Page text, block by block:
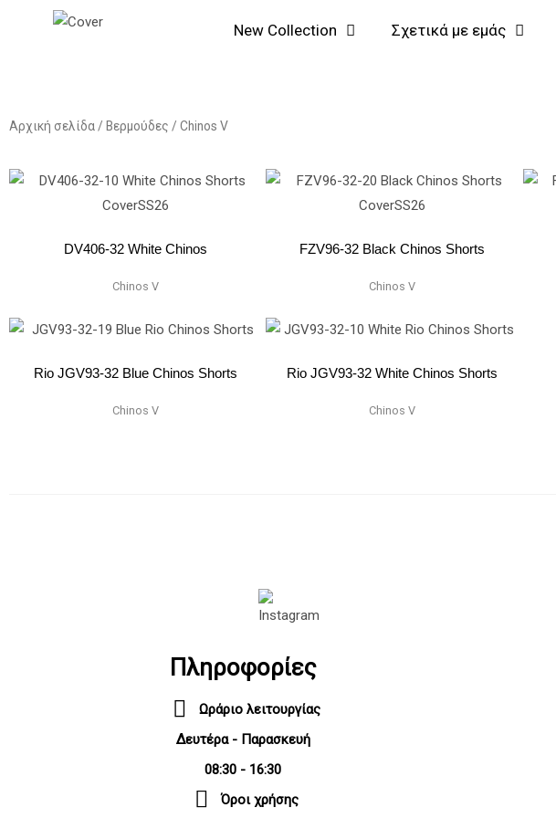
Μετάβαση
New Collection Σχετικά με εμάς
Αρχική σελίδα / Βερμούδες / Chinos V
DV406-32 White Chinos
Chinos V
FZV96-32 Black Chinos Shorts
Chinos V
Rio JGV93-32 Blue Chinos Shorts
Chinos V
Rio JGV93-32 White Chinos Shorts
Chinos V
Πληροφορίες
Ωράριο λειτουργίας
Δευτέρα - Παρασκευή
08:30 - 16:30
Όροι χρήσης